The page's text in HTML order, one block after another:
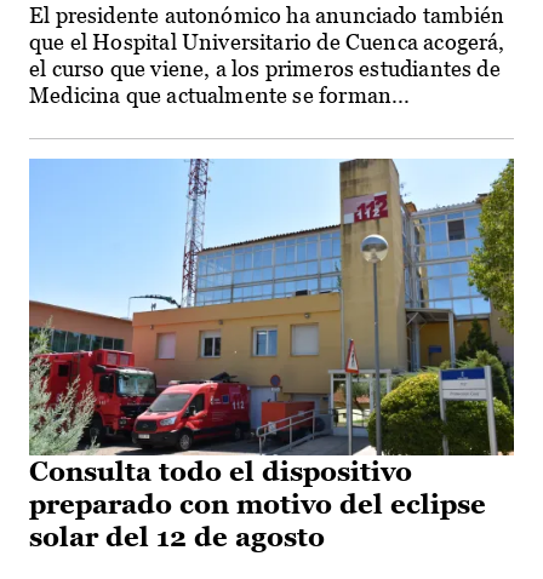
El presidente autonómico ha anunciado también
que el Hospital Universitario de Cuenca acogerá,
el curso que viene, a los primeros estudiantes de
Medicina que actualmente se forman...
Consulta todo el dispositivo
preparado con motivo del eclipse
solar del 12 de agosto